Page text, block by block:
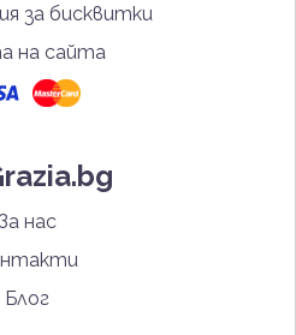
за бисквитки
на сайта
За нас
Блог